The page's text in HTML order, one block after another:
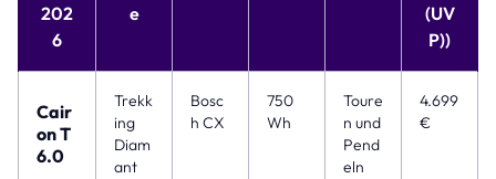
202
6
e
(UV
P))
Cair
on T
6.0
Trekk
ing
Diam
ant
Bosc
h CX
750
Wh
Toure
n und
Pend
eln
4.699
€